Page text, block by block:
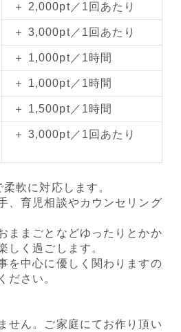
＋ 2,000pt／1回あたり
＋ 3,000pt／1回あたり
＋ 1,000pt／1時間
＋ 1,000pt／1時間
＋ 1,500pt／1時間
＋ 3,000pt／1回あたり
軟に対応します。
、育児相談やカウンセリング
ままごとなどゆったりとかか
しく過ごします。
を中心に優しく関わりますの
ださい。
せん。ご家庭にてお作り頂い